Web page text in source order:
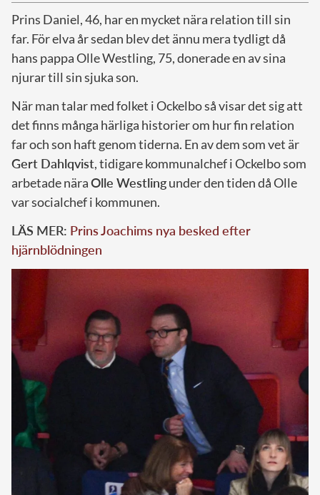
Prins Daniel, 46, har en mycket nära relation till sin
far. För elva år sedan blev det ännu mera tydligt då
hans pappa Olle Westling, 75, donerade en av sina
njurar till sin sjuka son.
När man talar med folket i Ockelbo så visar det sig att
det finns många härliga historier om hur fin relation
far och son haft genom tiderna. En av dem som vet är
Gert Dahlqvist, tidigare kommunalchef i Ockelbo som
arbetade näraOlle Westlingunder den tiden då Olle
var socialchef i kommunen.
LÄS MER: Prins Joachims nya besked efter
hjärnblödningen